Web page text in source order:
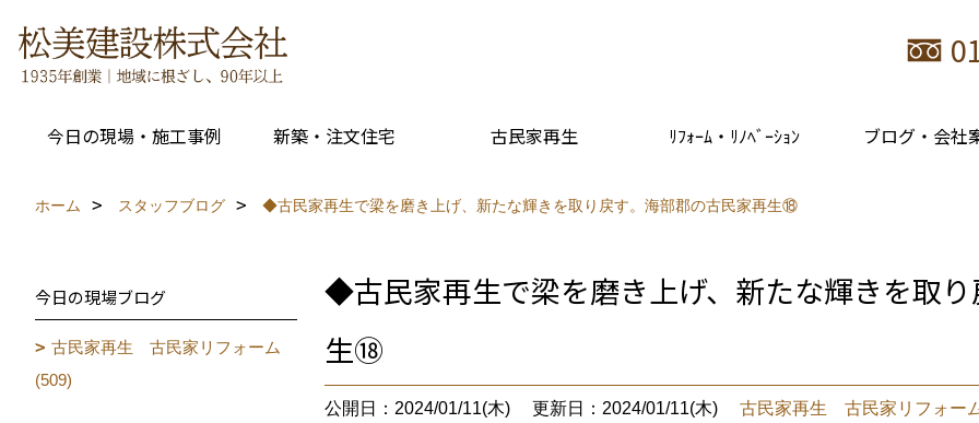
今日の現場・施工事例 新築・注文住宅 古民家再生 ﾘﾌｫｰﾑ・ﾘﾉﾍﾞｰｼｮﾝ ブログ・会社
ホーム スタッフブログ ◆古民家再生で梁を磨き上げ、新たな輝きを取り戻す。海部郡の古民家再生⑱
◆古民家再生で梁を磨き上げ、新たな輝きを取
生⑱
公開日：2024/01/11(木) 更新日：2024/01/11(木)
古民家再生 古民家リフォー
今日の現場ブログ
古民家再生 古民家リフォーム
(509)